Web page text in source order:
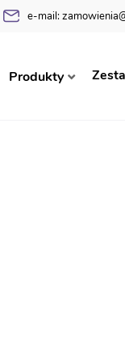
e-mail:
Produkty